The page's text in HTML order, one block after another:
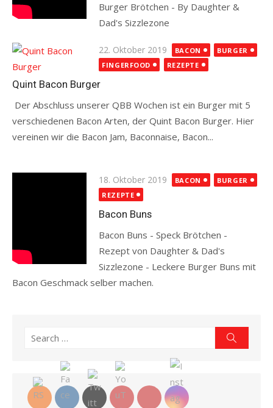
Burger Brötchen - By Daughter &
Dad's Sizzlezone
Posted
on
22. Oktober 2019 BACON
BURGER
FINGERFOOD
REZEPTE
Quint Bacon Burger
Der Abschluss unserer QBB Wochen ist ein Burger mit 5
verschiedenen Bacon Arten, der Quint Bacon Burger. Hier
vereinen wir die Bacon Jam, Baconnaise, Bacon...
Posted
on
18. Oktober 2019 BACON
BURGER
REZEPTE
Bacon Buns
Bacon Buns - Speck Brötchen -
Rezept von Daughter & Dad's
Sizzlezone - Leckere Burger Buns mit
Bacon Geschmack selber machen.
Search